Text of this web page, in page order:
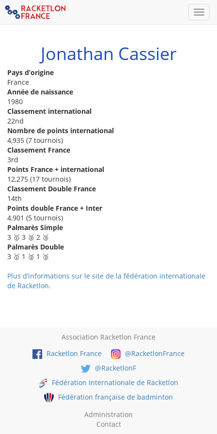
Menu
Jonathan Cassier
Pays d’origine
France
Année de naissance
1980
Classement international
22nd
Nombre de points international
4,935 (7 tournois)
Classement France
3rd
Points France + international
12,275 (17 tournois)
Classement Double France
14th
Points double France + Inter
4,901 (5 tournois)
Palmarès Simple
3 🥇 3 🥈 2 🥉
Palmarès Double
3 🥇 1 🥈 1 🥉
Plus d’informations sur le site de la fédération internationale
de Racketlon.
Association Racketlon France
Racketlon France
@RacketlonFrance
@RacketlonF
Fédération Internationale de Racketlon
Fédération française de badminton
Administration
Contact